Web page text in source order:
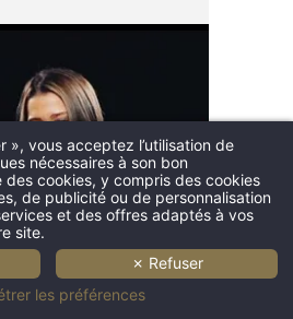
& BAR
», vous acceptez l’utilisation de
nécessaires à son bon
cookies, y compris des cookies
de publicité ou de personnalisation
et des offres adaptés à vos
site.
✗ Refuser
les préférences